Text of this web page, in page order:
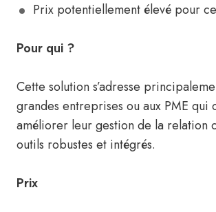
Prix potentiellement élevé pour
Pour qui ?
Cette solution s’adresse
grandes entreprises ou aux PME qui
améliorer leur gestion de la relation
outils robustes et intégrés.
Prix